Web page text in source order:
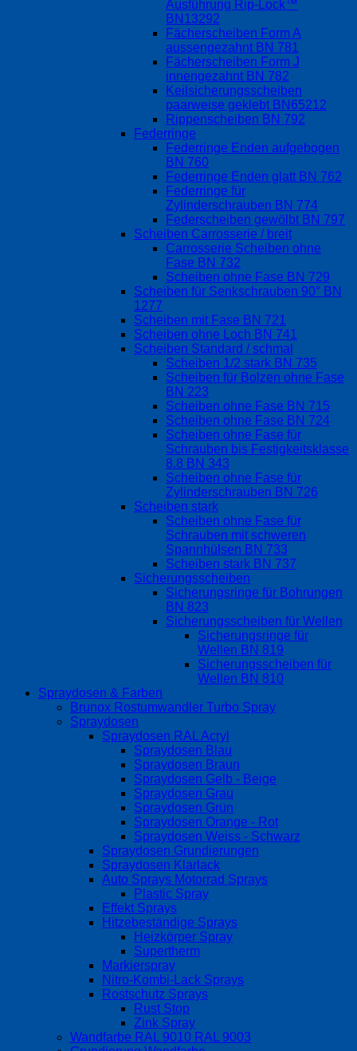
Ausführung Rip-Lock™
BN13292
Fächerscheiben Form A
aussengezahnt BN 781
Fächerscheiben Form J
innengezahnt BN 782
Keilsicherungsscheiben
paarweise geklebt BN65212
Rippenscheiben BN 792
Federringe
Federringe Enden aufgebogen
BN 760
Federringe Enden glatt BN 762
Federringe für
Zylinderschrauben BN 774
Federscheiben gewölbt BN 797
Scheiben Carrosserie / breit
Carrosserie Scheiben ohne
Fase BN 732
Scheiben ohne Fase BN 729
Scheiben für Senkschrauben 90° BN
1277
Scheiben mit Fase BN 721
Scheiben ohne Loch BN 741
Scheiben Standard / schmal
Scheiben 1/2 stark BN 735
Scheiben für Bolzen ohne Fase
BN 223
Scheiben ohne Fase BN 715
Scheiben ohne Fase BN 724
Scheiben ohne Fase für
Schrauben bis Festigkeitsklasse
8.8 BN 343
Scheiben ohne Fase für
Zylinderschrauben BN 726
Scheiben stark
Scheiben ohne Fase für
Schrauben mit schweren
Spannhülsen BN 733
Scheiben stark BN 737
Sicherungsscheiben
Sicherungsringe für Bohrungen
BN 823
Sicherungsscheiben für Wellen
Sicherungsringe für
Wellen BN 819
Sicherungsscheiben für
Wellen BN 810
Spraydosen & Farben
Brunox Rostumwandler Turbo Spray
Spraydosen
Spraydosen RAL Acryl
Spraydosen Blau
Spraydosen Braun
Spraydosen Gelb - Beige
Spraydosen Grau
Spraydosen Grün
Spraydosen Orange - Rot
Spraydosen Weiss - Schwarz
Spraydosen Grundierungen
Spraydosen Klarlack
Auto Sprays Motorrad Sprays
Plastic Spray
Effekt Sprays
Hitzebeständige Sprays
Heizkörper Spray
Supertherm
Markierspray
Nitro-Kombi-Lack Sprays
Rostschutz Sprays
Rust Stop
Zink Spray
Wandfarbe RAL 9010 RAL 9003